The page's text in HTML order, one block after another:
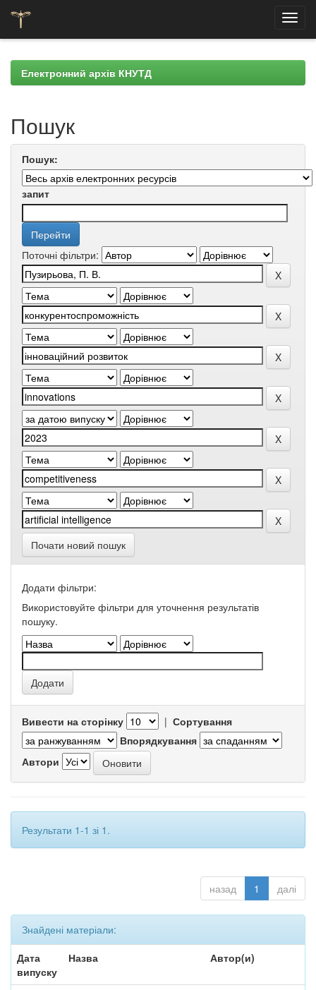
navigationЕлектронний архів КНУТД
Пошук
Пошук:
запит
Поточні фільтри:
Почати новий пошук
Додати фільтри:
Використовуйте фільтри для уточнення результатів
пошуку.
Вивести на сторінку | Сортування
Впорядкування
Автори
Результати 1-1 зі 1.
назад 1 далі
Знайдені матеріали:
Дата
випуску
Назва Автор(и)